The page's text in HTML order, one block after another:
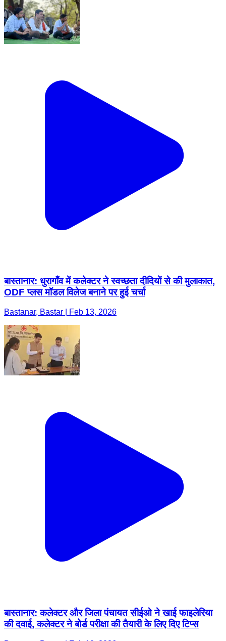
बास्तानार: धुरागाँव में कलेक्टर ने स्वच्छता दीदियों से की मुलाकात,
ODF प्लस मॉडल विलेज बनाने पर हुई चर्चा
Bastanar, Bastar | Feb 13, 2026
बास्तानार: कलेक्टर और जिला पंचायत सीईओ ने खाई फाइलेरिया
की दवाई, कलेक्टर ने बोर्ड परीक्षा की तैयारी के लिए दिए टिप्स